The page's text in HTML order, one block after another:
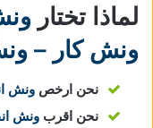
لماذا تختار
ونش كار –
نحن ارخص ونش
نحن اقرب ونش